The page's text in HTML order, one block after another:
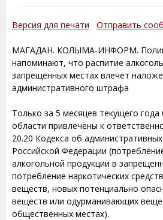
Версия для печати Отправить
МАГАДАН. КОЛЫМА-ИНФОРМ.
напоминают, что распитие
запрещенных местах влечет
административного штрафа
Только за 5 месяцев текущего
области привлечены к
20.20 Кодекса об
Российской Федерации
алкогольной продукции в
потребление наркотических
веществ, новых потенциально
веществ или одурманивающих
общественных местах).